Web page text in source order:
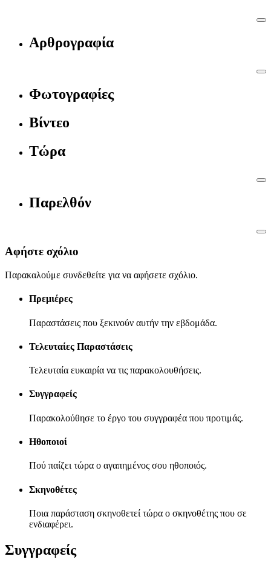
Αρθρογραφία
Φωτογραφίες
Βίντεο
Τώρα
Παρελθόν
Αφήστε σχόλιο
Παρακαλούμε συνδεθείτε για να αφήσετε σχόλιο.
Πρεμιέρες
Παραστάσεις που ξεκινούν αυτήν την εβδομάδα.
Τελευταίες Παραστάσεις
Τελευταία ευκαιρία να τις παρακολουθήσεις.
Συγγραφείς
Παρακολούθησε το έργο του συγγραφέα που προτιμάς.
Ηθοποιοί
Πού παίζει τώρα ο αγαπημένος σου ηθοποιός.
Σκηνοθέτες
Ποια παράσταση σκηνοθετεί τώρα ο σκηνοθέτης που σε
ενδιαφέρει.
Συγγραφείς